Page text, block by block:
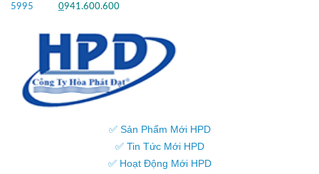
5995
0941.600.600
✅ Sản Phẩm Mới HPD
✅ Tin Tức Mới HPD
✅ Hoạt Động Mới HPD